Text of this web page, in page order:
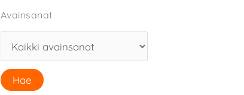
Avainsanat